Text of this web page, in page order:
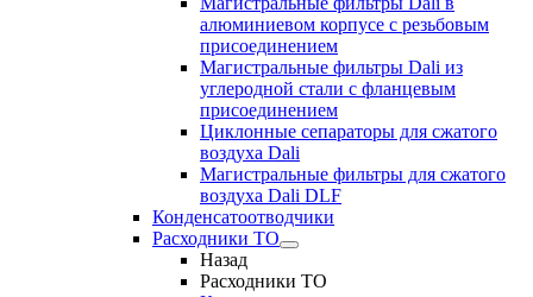
алюминиевом корпусе с резьбовым
присоединением
Магистральные фильтры Dali из
углеродной стали с фланцевым
присоединением
Циклонные сепараторы для сжатого
воздуха Dali
Магистральные фильтры для сжатого
воздуха Dali DLF
Конденсатоотводчики
Расходники ТО
Назад
Расходники ТО